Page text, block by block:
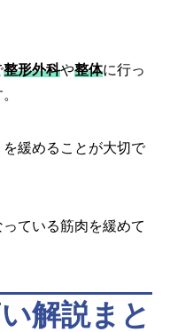
整形外科や整体に行っ
緩めることが大切で
ている筋肉を緩めて
解説まと